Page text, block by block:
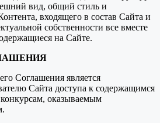
вид, общий стиль и
входящего в состав Сайта и
собственности все вместе
на Сайте.
Соглашения является
Сайта доступа к содержащимся
оказываемым